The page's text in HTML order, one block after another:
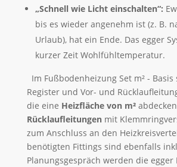
„Schnell wie Licht einschalten“:
bis es wieder angenehm ist (z. B.
Urlaub), hat ein Ende. Das egger
kurzer Zeit Wohlfühltemperatur.
Im Fußbodenheizung Set m² -
Register und Vor- und
die eine Heizfläche von m²
Rücklaufleitungen mit
zum Anschluss an den
benötigten Fittings sind ebenfalls
Planungsgespräch werden die egger